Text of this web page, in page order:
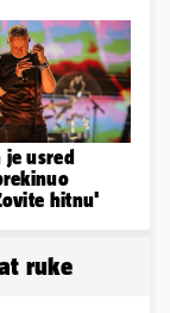
je usred
hitnu'
ruke